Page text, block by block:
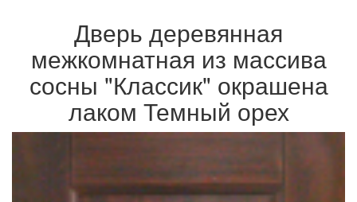
Дверь деревянная
межкомнатная из массива
сосны "Классик" окрашена
лаком Темный орех